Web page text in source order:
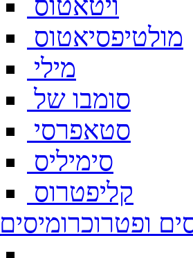
מולטיפסיאטוס
מילי
סומבו של
סטאפרסי
סימיליס
קליפטרוס
ופטרוכרומיסים